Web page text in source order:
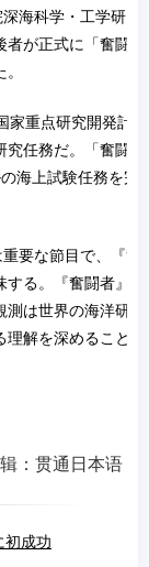
海科学・工学研究
が正式に「奮闘
家重点研究開発計
任務だ。「奮闘
海上試験任務を完
要な節目で、『奮
る。『奮闘者』
は世界の海洋研
解を深めること
：贯通日本语
初成功